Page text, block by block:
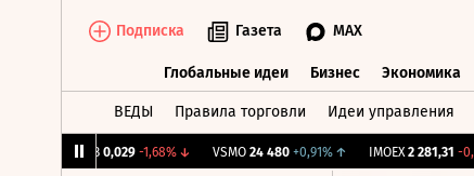
Подписка Газета MAX
Глобальные идеи Бизнес Экономика
ВЕДЫ Правила торговли Идеи управления
0,029 -1,68%↓ VSMO 24 480 +0,91%↑ IMOEX 2 281,31 -0,2%